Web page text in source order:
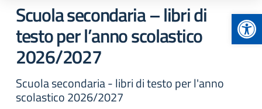
Scuola secondaria – libri di
testo per l’anno scolastico
2026/2027
Scuola secondaria - libri di testo per l'anno
scolastico 2026/2027